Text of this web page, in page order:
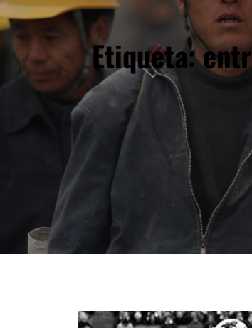
Etiqueta: